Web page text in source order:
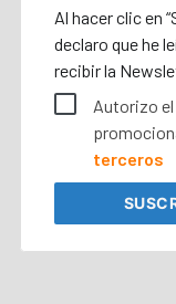
Al hacer clic en
declaro que he
recibir la
Autorizo
terceros